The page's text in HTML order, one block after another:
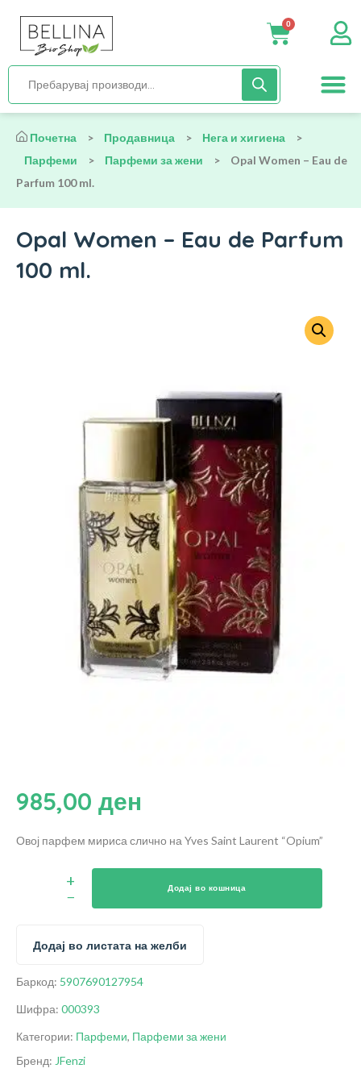
0
Почетна > Продавница > Нега и хигиена
>
Парфеми
> Парфеми за жени >
Opal Women – Eau de
Parfum 100 ml.
Opal Women – Eau de Parfum
100 ml.
985,00 ден
Овој парфем мириса слично на Yves Saint Laurent “Opium”
Додај во кошница
Додај во листата на желби
Баркод: 5907690127954
Шифра: 000393
Категории: Парфеми, Парфеми за жени
Бренд: JFenzi